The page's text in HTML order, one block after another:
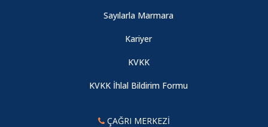
Sayılarla Marmara
Kariyer
KVKK
KVKK İhlal Bildirim Formu
ÇAĞRI MERKEZİ